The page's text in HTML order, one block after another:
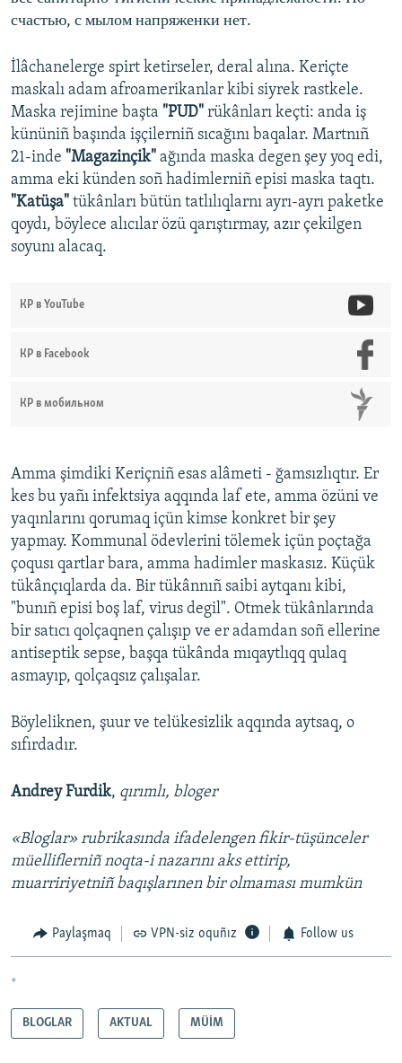
l
d
e
счастью, с мылом напряженки нет.
İlâchanelerge spirt ketirseler, deral alına. Keriçte
maskalı adam afroamerikanlar kibi siyrek rastkele.
Maska rejimine başta "PUD" rükânları keçti: anda iş
kününiñ başında işçilerniñ sıcağını baqalar. Martnıñ
21-inde "Magazinçik" ağında maska degen şey yoq edi,
amma eki künden soñ hadimlerniñ episi maska taqtı.
"Katüşa" tükânları bütün tatlılıqlarnı ayrı-ayrı paketke
qoydı, böylece alıcılar özü qarıştırmay, azır çekilgen
soyunı alacaq.
КР в YouTube
КР в Facebook
КР в мобильном
Amma şimdiki Keriçniñ esas alâmeti - ğamsızlıqtır. Er
kes bu yañı infektsiya aqqında laf ete, amma özüni ve
yaqınlarını qorumaq içün kimse konkret bir şey
yapmay. Kommunal ödevlerini tölemek içün poçtağa
çoqusı qartlar bara, amma hadimler maskasız. Küçük
tükânçıqlarda da. Bir tükânnıñ saibi aytqanı kibi,
"bunıñ episi boş laf, virus degil". Otmek tükânlarında
bir satıcı qolçaqnen çalışıp ve er adamdan soñ ellerine
antiseptik sepse, başqa tükânda mıqaytlıqq qulaq
asmayıp, qolçaqsız çalışalar.
Böyleliknen, şuur ve telükesizlik aqqında aytsaq, o
sıfırdadır.
Andrey Furdik, qırımlı, bloger
«Bloglar» rubrikasında ifadelengen fikir-tüşünceler
müelliflerniñ noqta-i nazarını aks ettirip,
muarririyetniñ baqışlarınen bir olmaması mumkün
Paylaşmaq VPN-siz oquñız Follow us
*
BLOGLAR AKTUAL MÜİM